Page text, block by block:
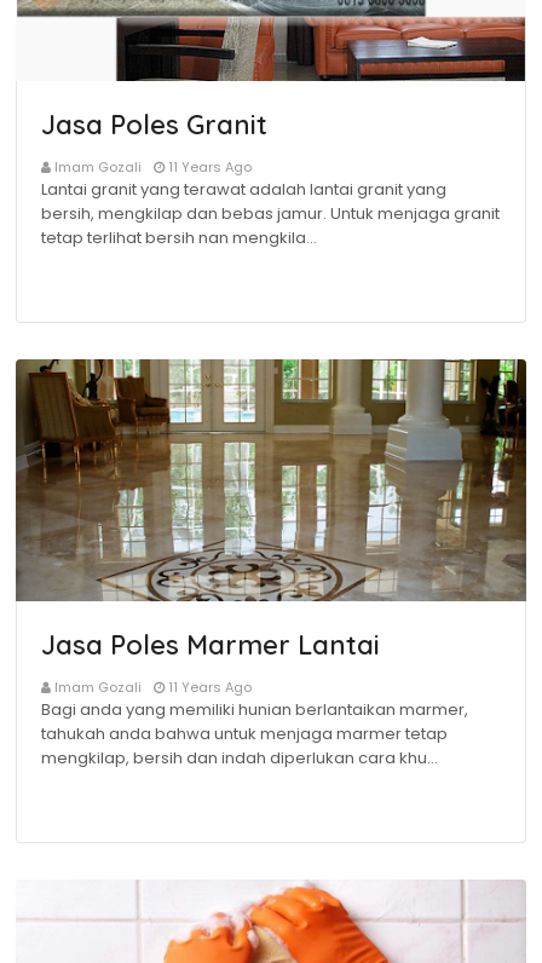
Jasa Poles Granit
Imam Gozali 11 Years Ago
Lantai granit yang terawat adalah lantai granit yang
bersih, mengkilap dan bebas jamur. Untuk menjaga granit
tetap terlihat bersih nan mengkila…
Jasa Poles Marmer Lantai
Imam Gozali 11 Years Ago
Bagi anda yang memiliki hunian berlantaikan marmer,
tahukah anda bahwa untuk menjaga marmer tetap
mengkilap, bersih dan indah diperlukan cara khu…